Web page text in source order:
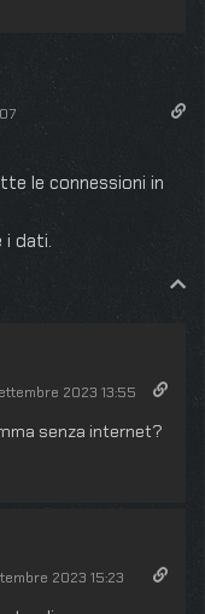
le connessioni in
i dati.
2023 13:55
senza internet?
2023 15:23